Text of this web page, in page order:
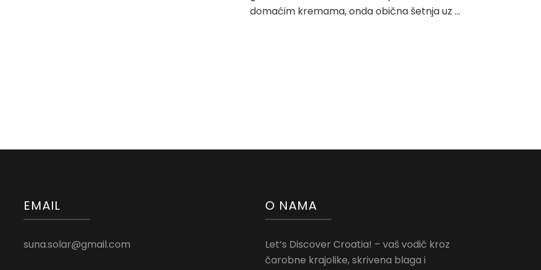
domaćim kremama, onda obična šetnja uz …
EMAIL
suna.solar@gmail.com
O NAMA
Let’s Discover Croatia! – vaš vodič kroz
čarobne krajolike, skrivena blaga i